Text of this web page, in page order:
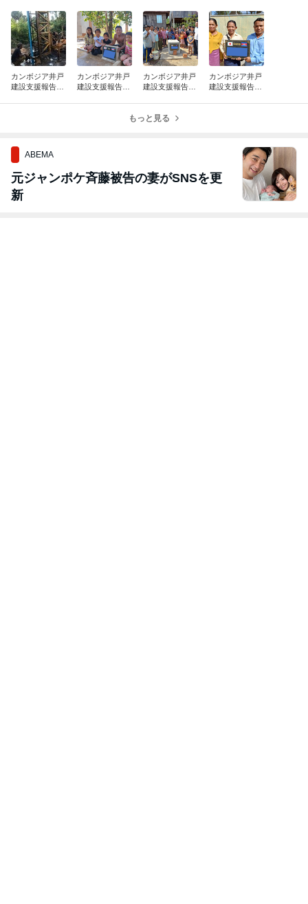
カンボジア井戸
建設支援報告
カンボジア井戸
建設支援報告
カンボジア井戸
建設支援報告
カンボジア井戸
建設支援報告
もっと見る
ABEMA
元ジャンポケ斉藤被告の妻がSNSを更
新